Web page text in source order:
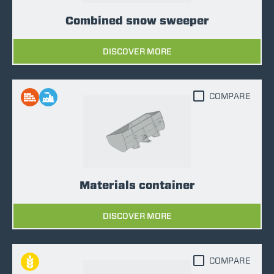
Combined snow sweeper
DISCOVER MORE
Materials container
DISCOVER MORE
COMPARE
COMPARE